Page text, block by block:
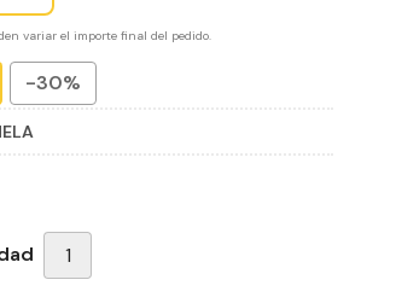
variar el importe final del pedido.
-30%